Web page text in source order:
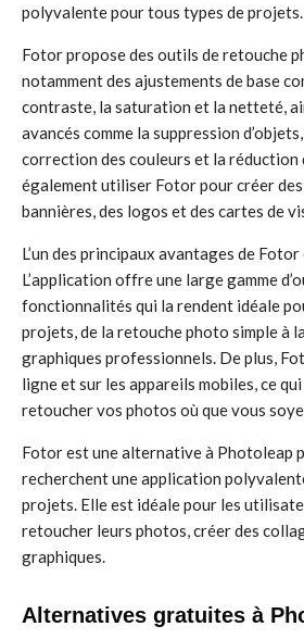
polyvalente pour tous types de projets.
Fotor propose des outils de retouche
notamment des ajustements de base
contraste, la saturation et la netteté,
avancés comme la suppression
correction des couleurs et la réduction
également utiliser Fotor pour créer
bannières, des logos et des cartes de
L’un des principaux avantages de
L’application offre une large gamme
fonctionnalités qui la rendent idéale
projets, de la retouche photo simple à
graphiques professionnels. De plus,
ligne et sur les appareils mobiles, ce
retoucher vos photos où que vous
Fotor est une alternative à Photoleap
recherchent une application
projets. Elle est idéale pour les
retoucher leurs photos, créer des
graphiques.
Alternatives gratuites à